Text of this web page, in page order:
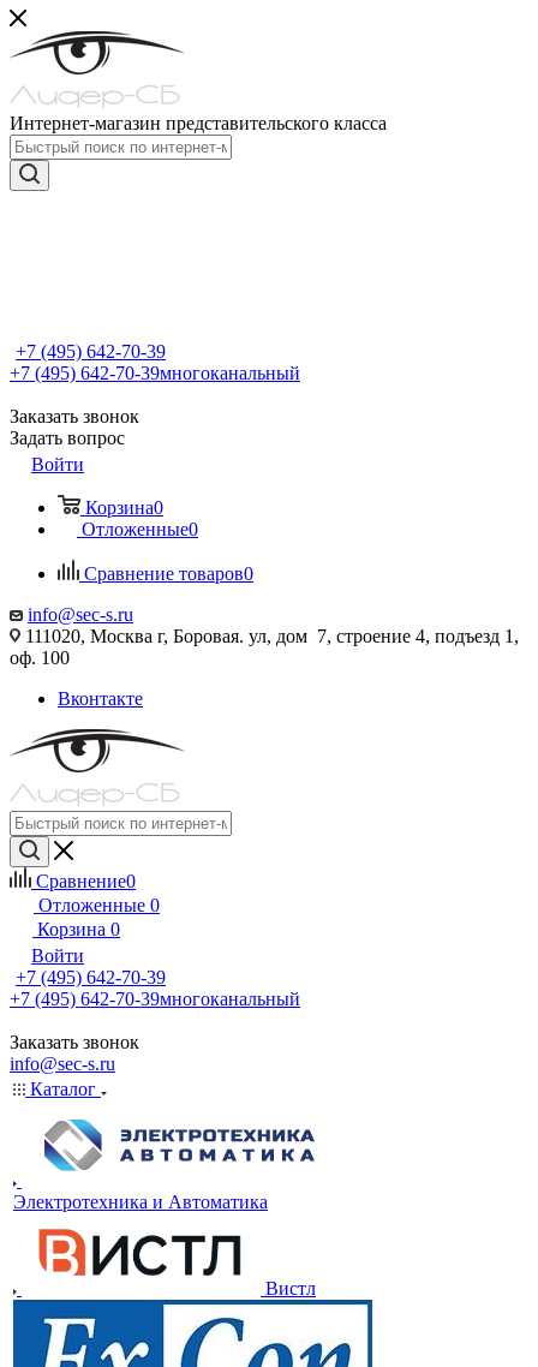
Интернет-магазин представительского класса
+7 (495) 642-70-39
+7 (495) 642-70-39многоканальный
Заказать звонок
Задать вопрос
Войти
Корзина0
Отложенные0
Сравнение товаров0
info@sec-s.ru
111020, Москва г, Боровая. ул, дом 7, строение 4, подъезд 1,
оф. 100
Вконтакте
Сравнение0
Отложенные 0
Корзина 0
Войти
+7 (495) 642-70-39
+7 (495) 642-70-39многоканальный
Заказать звонок
info@sec-s.ru
Каталог
Электротехника и Автоматика
Вистл